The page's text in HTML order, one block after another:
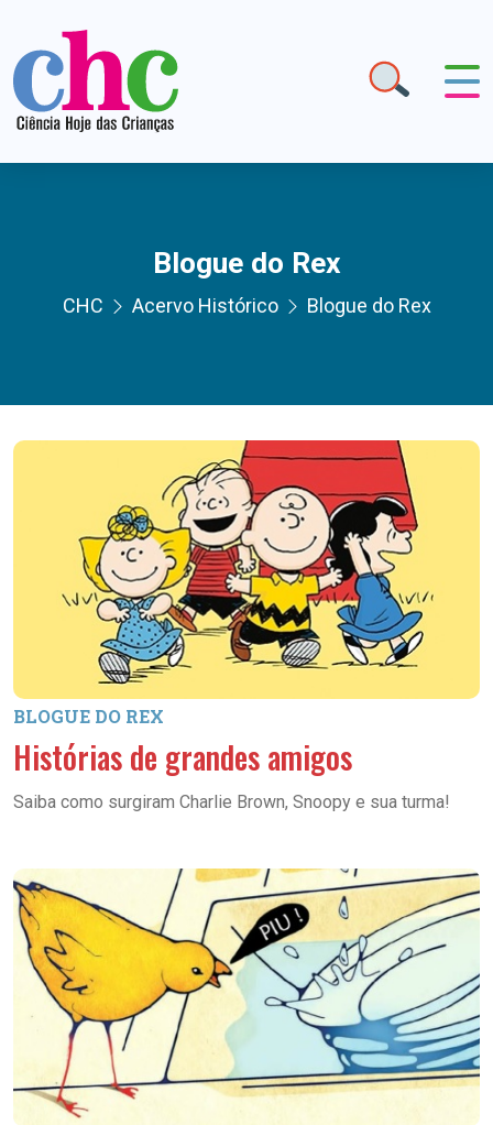
Blogue do Rex
CHC Acervo Histórico Blogue do Rex
BLOGUE DO REX
Histórias de grandes amigos
Saiba como surgiram Charlie Brown, Snoopy e sua turma!